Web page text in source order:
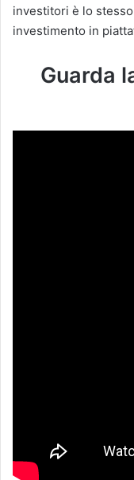
investitori è lo
investimento in
Guarda